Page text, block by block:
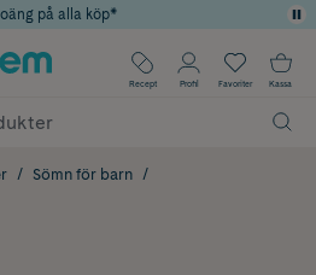
2025 inom Skönhet
för 20% över 649kr
farmaceuter & hudterapeuter
på alla köp*
Recept Profil Favoriter Kassa
Sömn för barn